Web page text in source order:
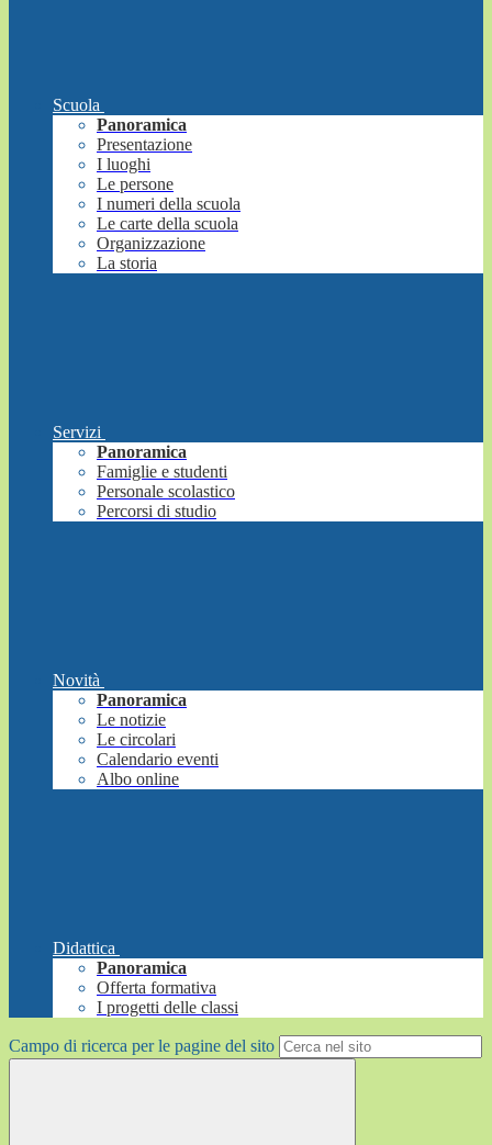
Scuola
Panoramica
Presentazione
I luoghi
Le persone
I numeri della scuola
Le carte della scuola
Organizzazione
La storia
Servizi
Panoramica
Famiglie e studenti
Personale scolastico
Percorsi di studio
Novità
Panoramica
Le notizie
Le circolari
Calendario eventi
Albo online
Didattica
Panoramica
Offerta formativa
I progetti delle classi
Campo di ricerca per le pagine del sito